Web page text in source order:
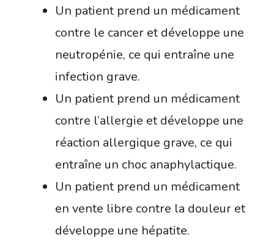
Un patient prend un médicament
contre le cancer et développe une
neutropénie, ce qui entraîne une
infection grave.
Un patient prend un médicament
contre l’allergie et développe une
réaction allergique grave, ce qui
entraîne un choc anaphylactique.
Un patient prend un médicament
en vente libre contre la douleur et
développe une hépatite.